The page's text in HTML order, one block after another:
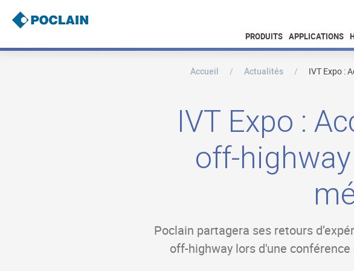
contenu
PRODUITS APPLICATIONS
Accueil Actualités IVT Expo :
IVT Expo :
off-
Poclain partagera ses retours
off-highway lors d'une conférence